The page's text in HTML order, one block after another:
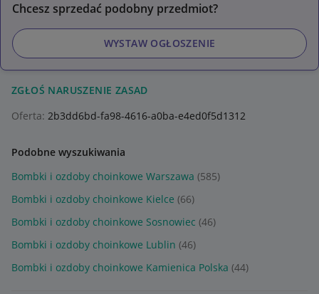
Chcesz sprzedać podobny przedmiot?
WYSTAW OGŁOSZENIE
ZGŁOŚ NARUSZENIE ZASAD
Oferta: 2b3dd6bd-fa98-4616-a0ba-e4ed0f5d1312
Podobne wyszukiwania
Bombki i ozdoby choinkowe Warszawa (585)
Bombki i ozdoby choinkowe Kielce (66)
Bombki i ozdoby choinkowe Sosnowiec (46)
Bombki i ozdoby choinkowe Lublin (46)
Bombki i ozdoby choinkowe Kamienica Polska (44)